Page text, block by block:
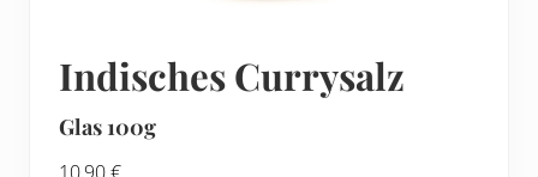
Indisches Currysalz
Glas 100g